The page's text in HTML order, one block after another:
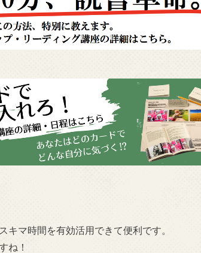
マ時間を有効活用できて便利です。
ね！